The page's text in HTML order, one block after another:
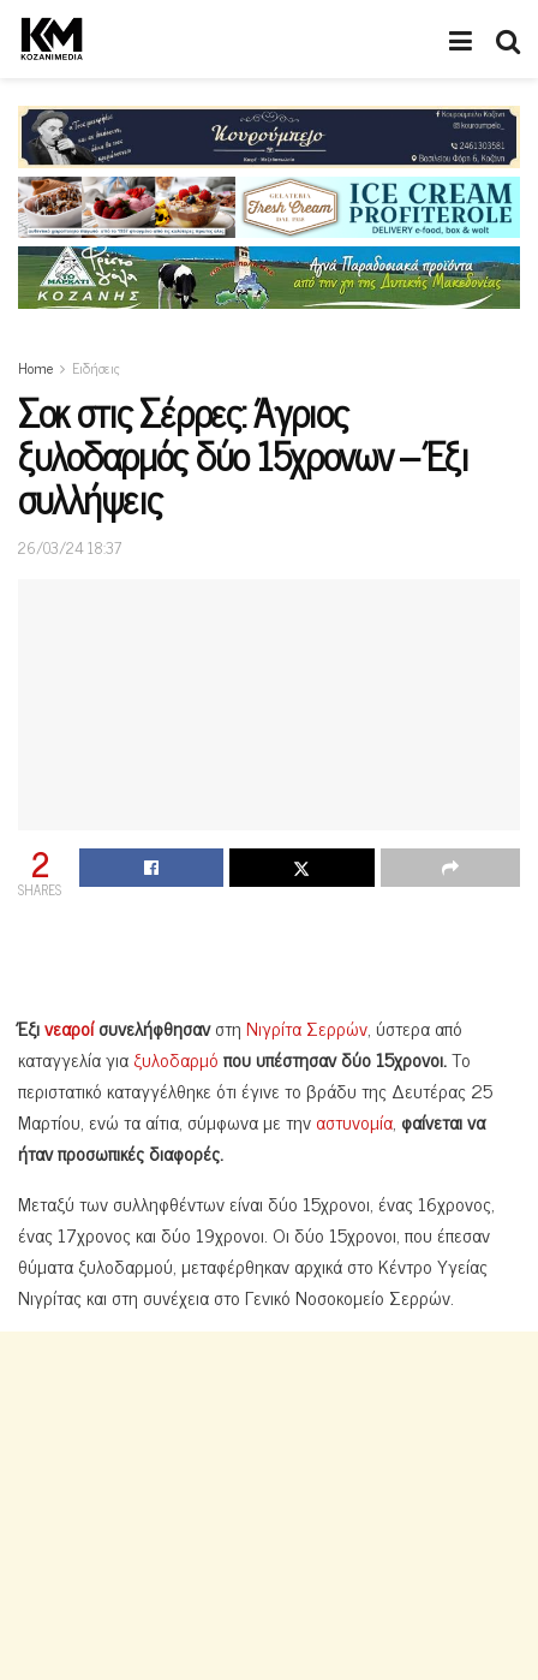
Home Ειδήσεις
Σοκ στις Σέρρες: Άγριος
ξυλοδαρμός δύο 15χρονων – Έξι
συλλήψεις
26/03/24 18:37
2
SHARES
ΈξινεαροίσυνελήφθησανστηΝιγρίτα Σερρών, ύστερα από
καταγγελία γιαξυλοδαρμόπου υπέστησαν δύο 15χρονοι.Το
περιστατικό καταγγέλθηκε ότι έγινε το βράδυ της Δευτέρας 25
Μαρτίου, ενώ τα αίτια, σύμφωνα με τηναστυνομία, φαίνεται να
ήταν προσωπικές διαφορές.
Μεταξύ των συλληφθέντων είναι δύο 15χρονοι, ένας 16χρονος,
ένας 17χρονος και δύο 19χρονοι. Οι δύο 15χρονοι, που έπεσαν
θύματα ξυλοδαρμού, μεταφέρθηκαν αρχικά στο Κέντρο Υγείας
Νιγρίτας και στη συνέχεια στο Γενικό Νοσοκομείο Σερρών.